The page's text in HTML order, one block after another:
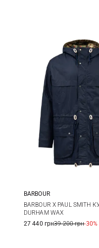
M L
BARBOUR
BARBOUR X PAUL
DURHAM WAX
27 440 грн39 200 грн-30%